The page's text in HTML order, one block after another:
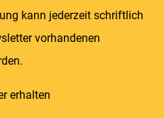
kann jederzeit schriftlich
vorhandenen
erhalten